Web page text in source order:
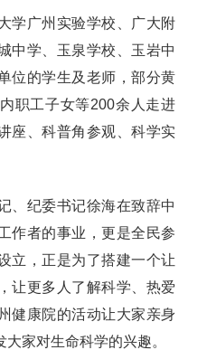
学广州实验学校、广大附
中学、玉泉学校、玉岩中
位的学生及老师，部分黄
职工子女等200余人走进
座、科普角参观、科学实
、纪委书记徐海在致辞中
作者的事业，更是全民参
立，正是为了搭建一个让
让更多人了解科学、热爱
健康院的活动让大家亲身
家对生命科学的兴趣。